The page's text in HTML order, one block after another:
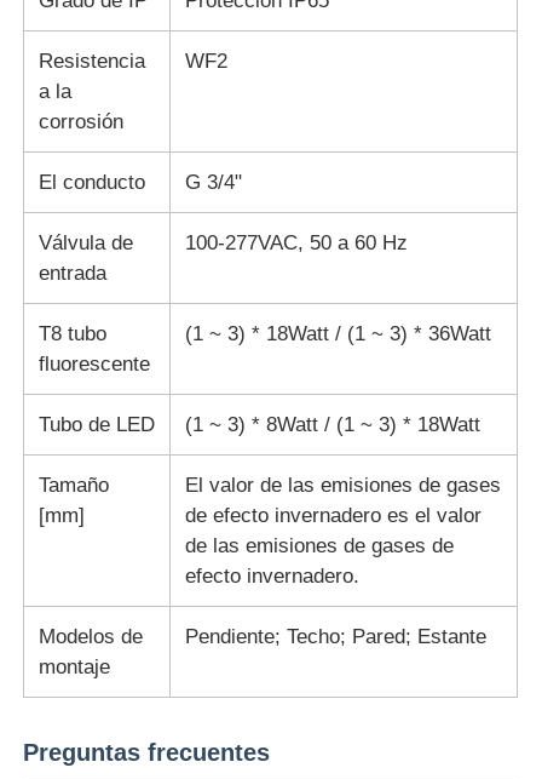
Resistencia
a la
corrosión
WF2
El conducto G 3/4"
Válvula de
entrada
100-277VAC, 50 a 60 Hz
T8 tubo
fluorescente
(1 ~ 3) * 18Watt / (1 ~ 3) * 36Watt
Tubo de LED (1 ~ 3) * 8Watt / (1 ~ 3) * 18Watt
Tamaño
[mm]
El valor de las emisiones de gases
de efecto invernadero es el valor
de las emisiones de gases de
efecto invernadero.
Modelos de
montaje
Pendiente; Techo; Pared; Estante
Preguntas frecuentes